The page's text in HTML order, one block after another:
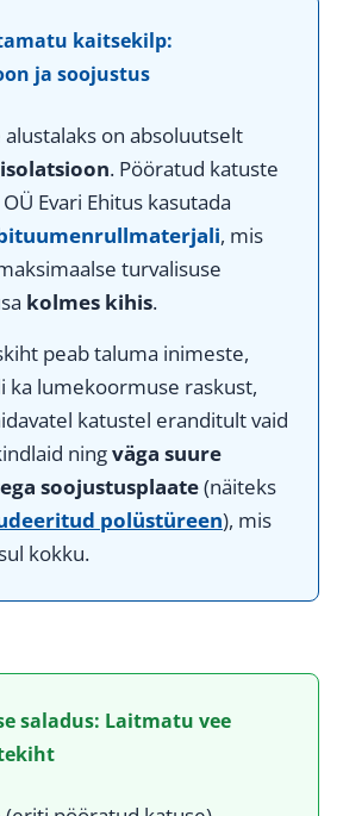
kaitsekilp:
ja soojustus
alustalaks on absoluutselt
. Pööratud katuste
Evari Ehitus kasutada
bituumenrullmaterjali, mis
turvalisuse
kolmes kihis.
peab taluma inimeste,
ka lumekoormuse raskust,
katustel eranditult vaid
ningväga suure
soojustusplaate(näiteks
polüstüreen), mis
kokku.
saladus: Laitmatu vee